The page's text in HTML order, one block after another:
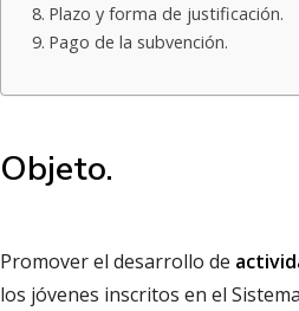
Plazo y forma de justificación.
Pago de la subvención.
Objeto.
Promover el desarrollo de
los jóvenes inscritos en el